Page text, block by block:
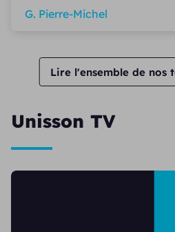
Lire l'ensemble de nos
G. Pierre-Michel
Unisson TV